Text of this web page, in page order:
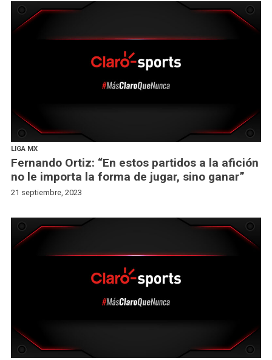
LIGA MX
Fernando Ortiz: “En estos partidos a la afición
no le importa la forma de jugar, sino ganar”
21 septiembre, 2023